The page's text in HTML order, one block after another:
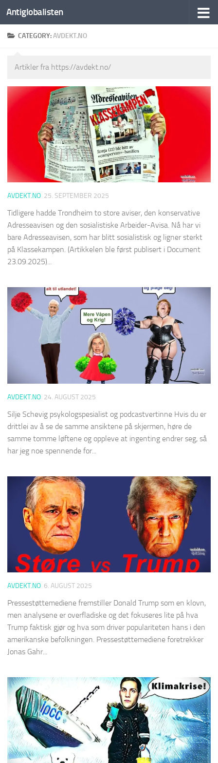
Antiglobalisten
CATEGORY:AVDEKT.NO
Artikler fra https://avdekt.no/
AVDEKT.NO 25. SEPTEMBER 2025
Tidligere hadde Trondheim to store aviser, den konservative
Adresseavisen og den sosialistiske Arbeider-Avisa. Nå har vi
bare Adresseavisen, som har blitt sosialistisk og ligner sterkt
på Klassekampen. (Artikkelen ble først publisert i Document
23.09.2025)...
AVDEKT.NO 24. AUGUST 2025
Silje Schevig psykologspesialist og podcastvertinne Hvis du er
drittlei av å se de samme ansiktene på skjermen, høre de
samme tomme løftene og oppleve at ingenting endrer seg, så
har jeg noe spennende for...
AVDEKT.NO 6. AUGUST 2025
Pressestøttemediene fremstiller Donald Trump som en klovn,
men analysene er overfladiske og det fokuseres lite på hva
Trump faktisk gjør og hva som driver populariteten hans i den
amerikanske befolkningen. Pressestøttemediene foretrekker
Jonas Gahr...